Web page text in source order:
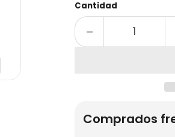
Cantidad
Comprados